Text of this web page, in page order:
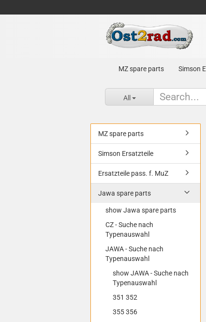
MZ spare parts Simson
All
MZ spare parts
Simson Ersatzteile
Ersatzteile pass. f. MuZ
Jawa spare parts
show Jawa spare parts
CZ - Suche nach
Typenauswahl
JAWA - Suche nach
Typenauswahl
show JAWA - Suche nach
Typenauswahl
351 352
355 356